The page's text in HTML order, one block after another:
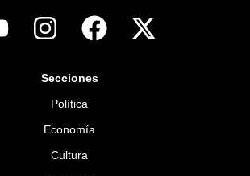
Secciones
Política
Economía
Cultura